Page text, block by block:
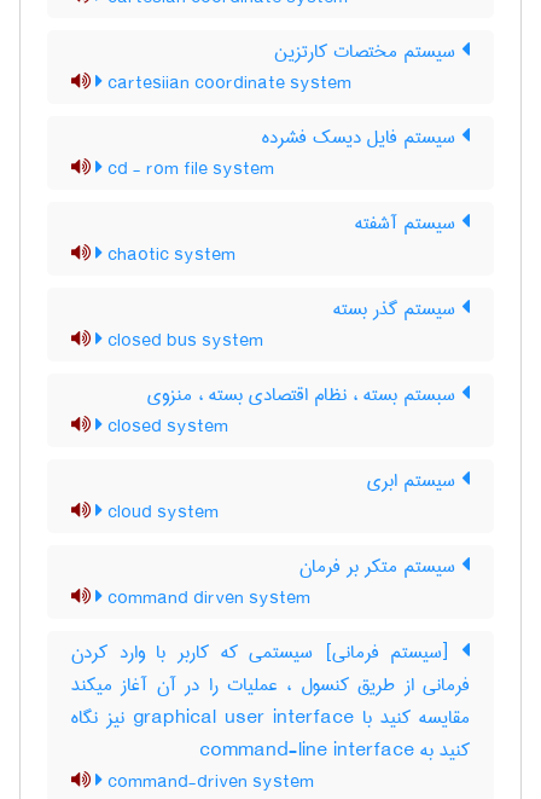
سیستم مختصات کارتزین
cartesiian coordinate system
سیستم فایل دیسک فشرده
cd - rom file system
سیستم آشفته
chaotic system
سیستم گذر بسته
closed bus system
سبستم بسته ، نظام اقتصادی بسته ، منزوی
closed system
سیستم ابری
cloud system
سیستم متکر بر فرمان
command dirven system
[سیستم فرمانی] سیستمی که کاربر با وارد کردن
فرمانی از طریق کنسول ، عملیات را در آن آغاز میکند
مقایسه کنید با ‎graphical user interface نیز نگاه
کنید به ‎ command-line interface
command-driven system